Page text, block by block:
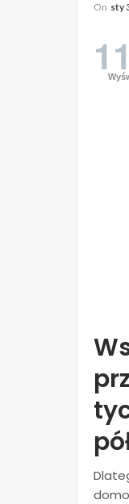
On sty